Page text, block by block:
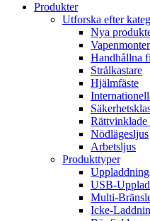
Produkter
Utforska efter
Nya
Handhållna
Strålkastare
Hjälmfäste
Nödlägesljus
Arbetsljus
Produkttyper
USB-
Multi-
Icke-